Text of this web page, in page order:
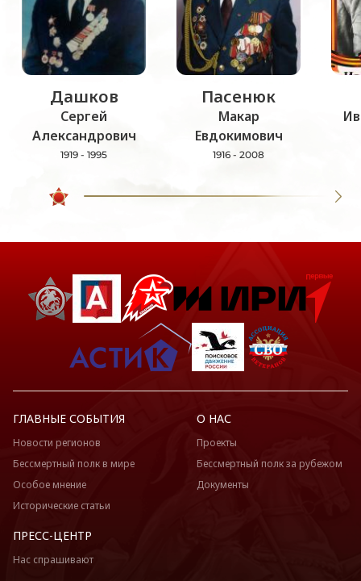
Дашков
Сергей
Александрович
1919 - 1995
Пасенюк
Макар
Евдокимович
1916 - 2008
ГЛАВНЫЕ СОБЫТИЯ
Новости регионов
Бессмертный полк в мире
Особое мнение
Исторические статьи
О НАС
Проекты
Бессмертный полк за рубежом
Документы
ПРЕСС-ЦЕНТР
Нас спрашивают